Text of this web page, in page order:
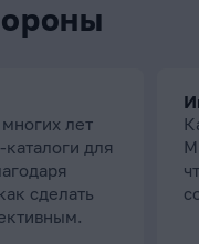
лет
для
сделать